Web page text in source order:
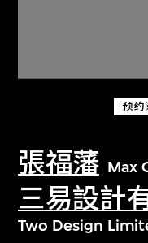
预约
張福藩 Max
三易設計
Two Design
关于M+藏品
探索世界顶级
文化藏品。